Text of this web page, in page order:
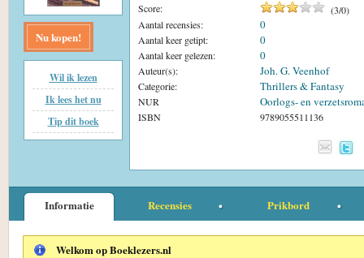
Nu kopen!
Wil ik lezen
Ik lees het nu
Tip dit boek
Score: (3/0)
Aantal recensies:
0
Aantal keer getipt: 0
Aantal keer gelezen: 0
Auteur(s): Joh. G. Veenhof
Categorie: Thrillers & Fantasy
NUR Oorlogs- en
ISBN 9789055511136
Informatie Recensies Prikbord
Welkom op Boeklezers.nl